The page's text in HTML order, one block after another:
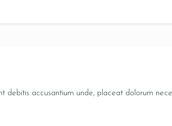
debitis accusantium unde, placeat dolorum